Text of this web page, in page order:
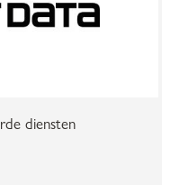
diensten